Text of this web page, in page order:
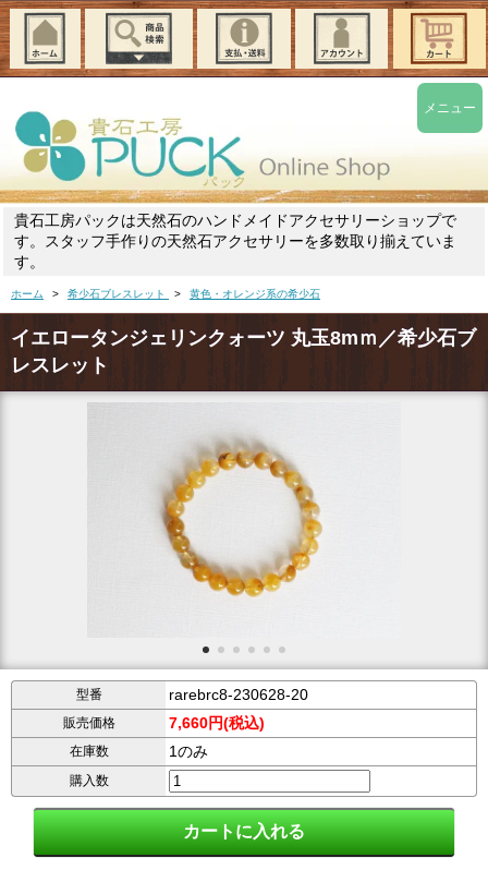
貴石工房パックは天然石のハンドメイドアクセサリーショップで
す。スタッフ手作りの天然石アクセサリーを多数取り揃えていま
す。
ホーム > 希少石ブレスレット > 黄色・オレンジ系の希少石
イエロータンジェリンクォーツ 丸玉8mｍ／希少石ブ
レスレット
型番 rarebrc8-230628-20
販売価格 7,660円(税込)
在庫数 1のみ
購入数
メニュー